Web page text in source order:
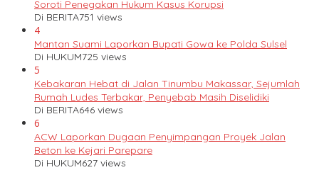
Soroti Penegakan Hukum Kasus Korupsi
Di BERITA751 views
4
Mantan Suami Laporkan Bupati Gowa ke Polda Sulsel
Di HUKUM725 views
5
Kebakaran Hebat di Jalan Tinumbu Makassar, Sejumlah
Rumah Ludes Terbakar, Penyebab Masih Diselidiki
Di BERITA646 views
6
ACW Laporkan Dugaan Penyimpangan Proyek Jalan
Beton ke Kejari Parepare
Di HUKUM627 views